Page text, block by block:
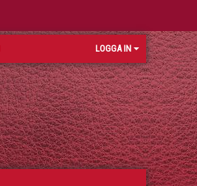
LOGGA IN